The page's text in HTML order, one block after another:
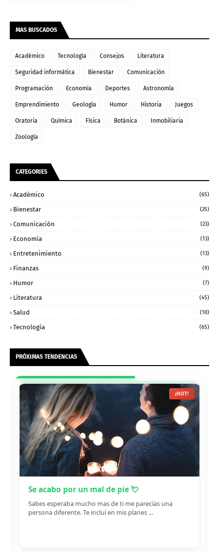
MAS BUSCADOS
Académico Tecnología Consejos Literatura
Seguridad informática Bienestar Comunicación
Programación Economía Deportes Astronomía
Emprendimiento Geología Humor Historia Juegos
Oratoria Química Física Botánica Inmobiliaria
Zoología
CATEGORIES
Académico (65)
Bienestar (25)
Comunicación (23)
Economía (13)
Entretenimiento (13)
Finanzas (9)
Humor (7)
Literatura (45)
Salud (10)
Tecnología (65)
PRÓXIMAS TENDENCIAS
¡HOT!
Se acabo por un mal de pie 💘
Sabes esperaba mucho mas de ti me parecías una
persona diferente. Te incluí en mis planes ...